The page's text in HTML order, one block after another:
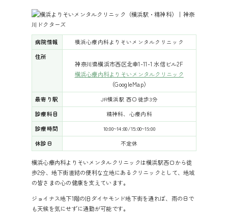
病院情報
横浜心療内科よりそいメンタルクリニック
住所
神奈川県横浜市西区北幸1-11-1 水信ビル2F
横浜心療内科よりそいメンタルクリニック
（GoogleMap）
最寄り駅
JR横浜駅 西口徒歩3分
診療科目
精神科、心療内科
診療時間
10:00~14:00/15:00~19:00
休診日
不定休
横浜心療内科よりそいメンタルクリニックは横浜駅西口から徒
歩2分、地下街直結の便利な立地にあるクリニックとして、地域
の皆さまの心の健康を支えています。
ジョイナス地下1階の旧ダイヤモンド地下街を通れば、雨の日で
も天候を気にせずに通勤が可能です。